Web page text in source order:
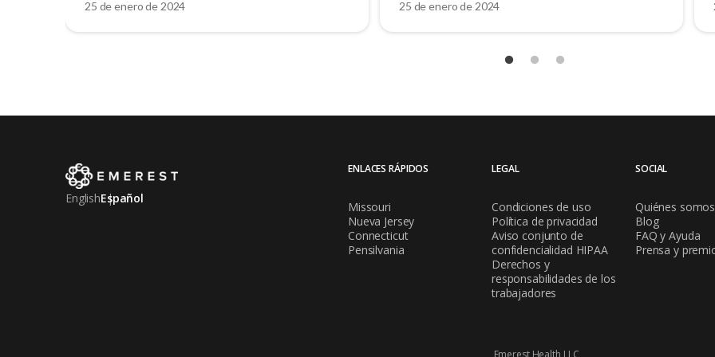
25 de enero de 2024 25 de enero de 2024
EnglishEspañol
ENLACES RÁPIDOS
Missouri
Nueva Jersey
Connecticut
Pensilvania
LEGAL
Condiciones de uso
Política de privacidad
Aviso conjunto de
confidencialidad HIPAA
Derechos y
responsabilidades de los
trabajadores
SOCIAL
Quiénes somos
Blog
FAQ y Ayuda
Prensa y
Emerest Health LLC